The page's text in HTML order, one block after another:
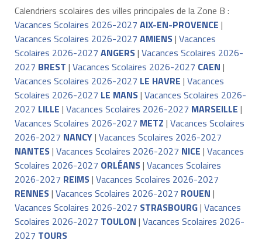
Calendriers scolaires des villes principales de la Zone B :
Vacances Scolaires 2026-2027 AIX-EN-PROVENCE |
Vacances Scolaires 2026-2027 AMIENS| Vacances
Scolaires 2026-2027 ANGERS| Vacances Scolaires 2026-
2027 BREST | Vacances Scolaires 2026-2027 CAEN |
Vacances Scolaires 2026-2027 LE HAVRE | Vacances
Scolaires 2026-2027 LE MANS| Vacances Scolaires 2026-
2027 LILLE | Vacances Scolaires 2026-2027 MARSEILLE |
Vacances Scolaires 2026-2027 METZ | Vacances Scolaires
2026-2027 NANCY| Vacances Scolaires 2026-2027
NANTES| Vacances Scolaires 2026-2027 NICE | Vacances
Scolaires 2026-2027 ORLÉANS| Vacances Scolaires
2026-2027 REIMS| Vacances Scolaires 2026-2027
RENNES| Vacances Scolaires 2026-2027 ROUEN |
Vacances Scolaires 2026-2027 STRASBOURG| Vacances
Scolaires 2026-2027 TOULON | Vacances Scolaires 2026-
2027 TOURS